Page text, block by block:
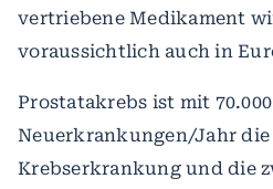
vertriebene Medikament
voraussichtlich auch in
Prostatakrebs ist mit 70.000
Neuerkrankungen/Jahr
Krebserkrankung und die